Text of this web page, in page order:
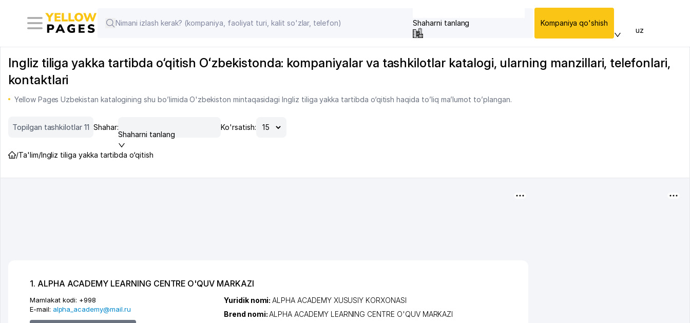
Shaharni tanlang Kompaniya qo'shish
uz
Ingliz tiliga yakka tartibda o‘qitish Oʻzbekistonda: kompaniyalar va tashkilotlar katalogi, ularning manzillari, telefonlari,
kontaktlari
Yellow Pages Uzbekistan katalogining shu bo’limida O'zbekiston mintaqasidagi Ingliz tiliga yakka tartibda o‘qitish haqida to’liq ma’lumot to’plangan.
Topilgan tashkilotlar 11 Shahar:
Shaharni tanlang
Ko'rsatish:
/Ta'lim/Ingliz tiliga yakka tartibda o‘qitish
1. ALPHA ACADEMY LEARNING CENTRE O'QUV MARKAZI
Mamlakat kodi: +998
E-mail: alpha_academy@mail.ru
Yuridik nomi:ALPHA ACADEMY XUSUSIY KORXONASI
Brend nomi:ALPHA ACADEMY LEARNING CENTRE O'QUV MARKAZI